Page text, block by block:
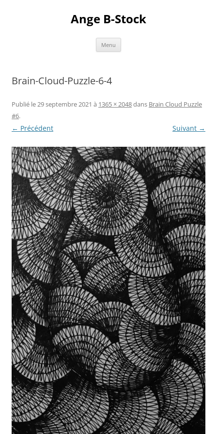
Ange B-Stock
Menu
Brain-Cloud-Puzzle-6-4
Publié le29 septembre 2021 à 1365 × 2048dans Brain Cloud Puzzle
#6.
← Précédent Suivant →